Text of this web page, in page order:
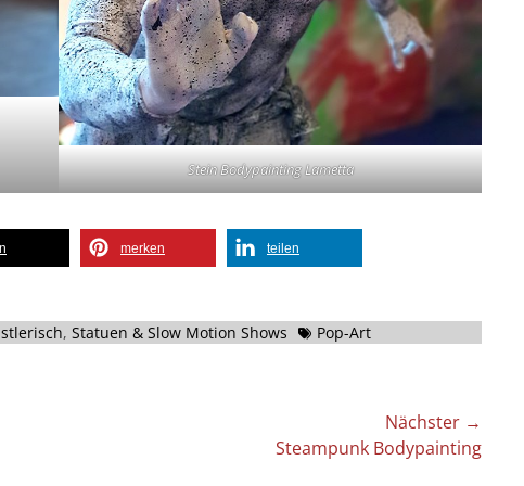
Stein Bodypainting Lametta
merken teilen
, Statuen & Slow Motion Shows Schlagworte
Pop-Art
Nächster →
Steampunk Bodypainting